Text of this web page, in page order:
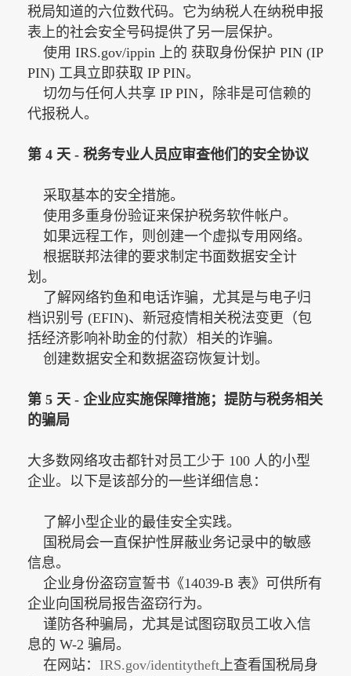
税局知道的六位数代码。它为纳税人在纳税申报
表上的社会安全号码提供了另一层保护。
使用 IRS.gov/ippin 上的 获取身份保护 PIN (IP
PIN) 工具立即获取 IP PIN。
切勿与任何人共享 IP PIN，除非是可信赖的
代报税人。
第 4 天 - 税务专业人员应审查他们的安全协议
采取基本的安全措施。
使用多重身份验证来保护税务软件帐户。
如果远程工作，则创建一个虚拟专用网络。
根据联邦法律的要求制定书面数据安全计
划。
了解网络钓鱼和电话诈骗，尤其是与电子归
档识别号 (EFIN)、新冠疫情相关税法变更（包
括经济影响补助金的付款）相关的诈骗。
创建数据安全和数据盗窃恢复计划。
第 5 天 - 企业应实施保障措施；提防与税务相关
的骗局
大多数网络攻击都针对员工少于 100 人的小型
企业。以下是该部分的一些详细信息：
了解小型企业的最佳安全实践。
国税局会一直保护性屏蔽业务记录中的敏感
信息。
企业身份盗窃宣誓书《14039-B 表》可供所有
企业向国税局报告盗窃行为。
谨防各种骗局，尤其是试图窃取员工收入信
息的 W-2 骗局。
在网站： IRS.gov/identitytheft 上查看国税局身